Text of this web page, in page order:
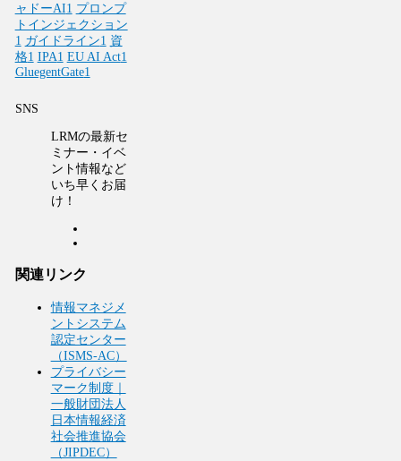
ャドーAI1 プロンプ
トインジェクション
1 ガイドライン1 資
格1 IPA1 EU AI Act1
GluegentGate1
SNS
LRMの最新セ
ミナー・イベ
ント情報など
いち早くお届
け！
関連リンク
情報マネジメ
ントシステム
認定センター
（ISMS-AC）
プライバシー
マーク制度｜
一般財団法人
日本情報経済
社会推進協会
（JIPDEC）